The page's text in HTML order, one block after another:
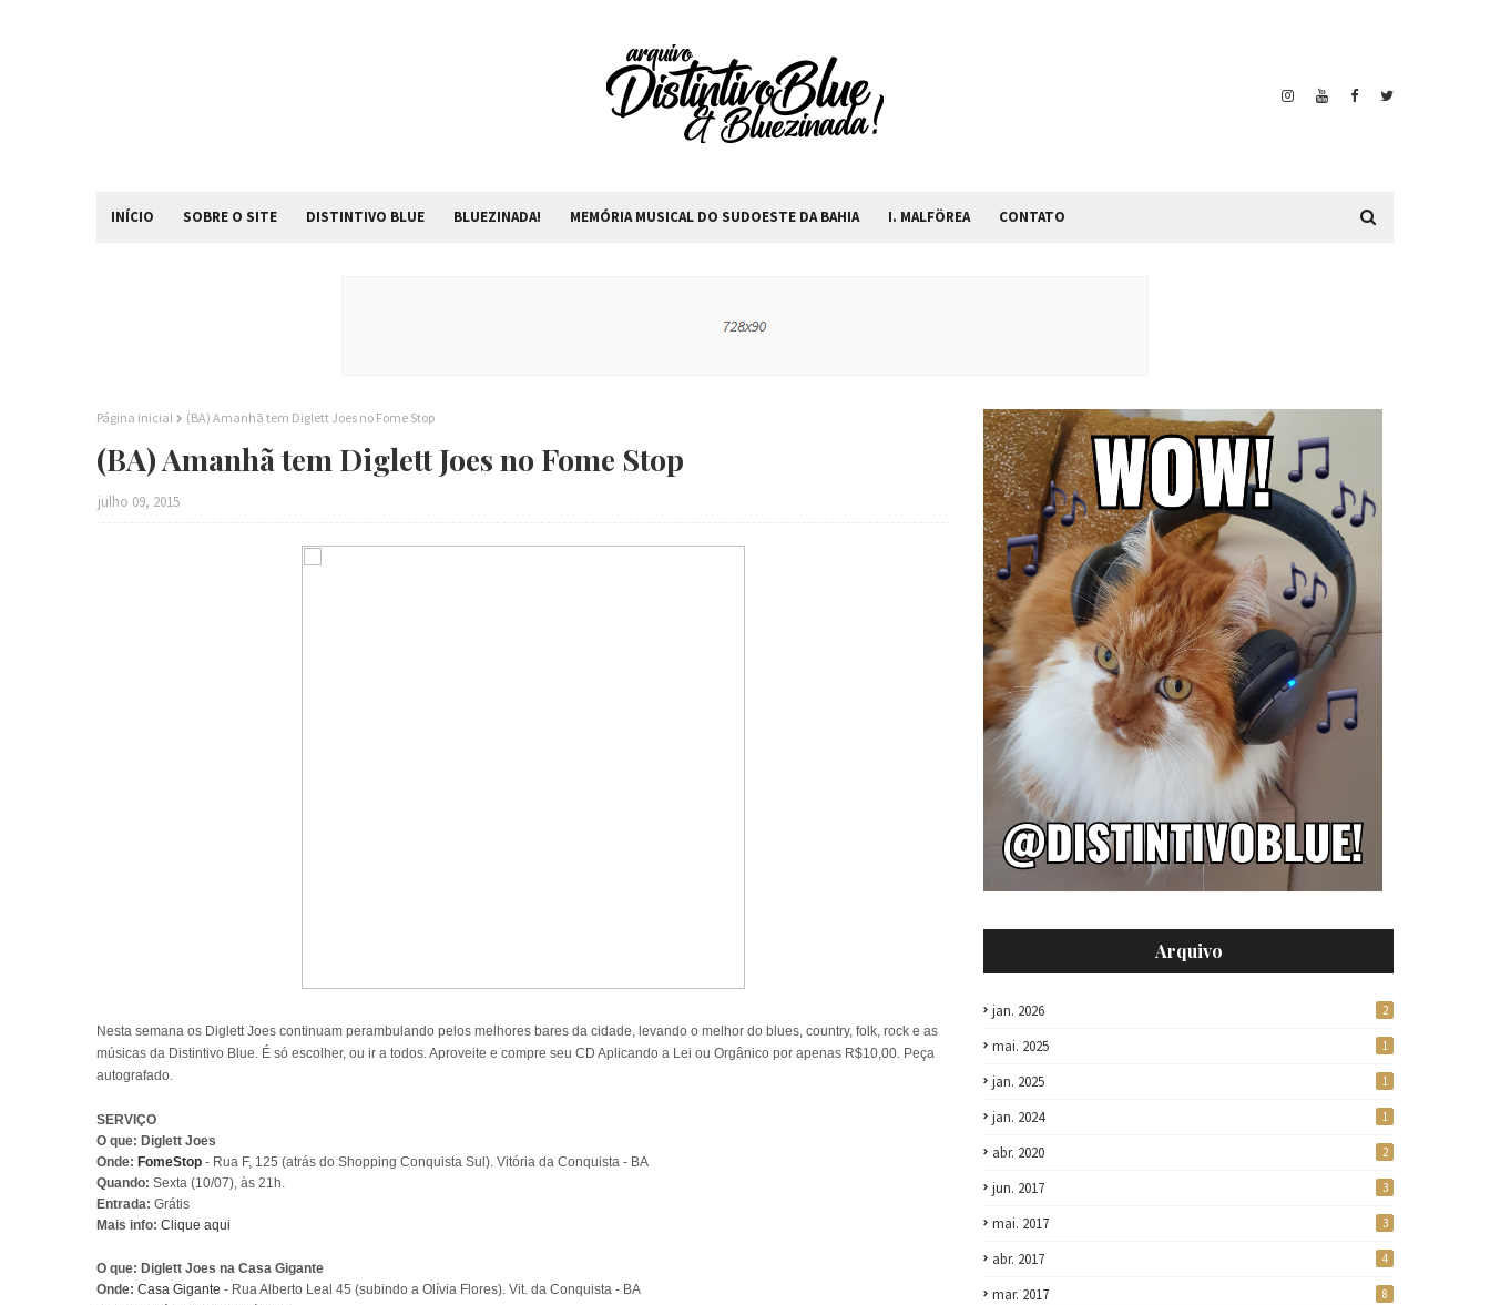
INÍCIO SOBRE O SITE DISTINTIVO BLUE BLUEZINADA! MEMÓRIA MUSICAL DO SUDOESTE DA BAHIA I. MALFÖREA CONTATO
Página inicial (BA) Amanhã tem Diglett Joes no Fome Stop
(BA) Amanhã tem Diglett Joes no Fome Stop
julho 09, 2015
Nesta semana os Diglett Joes continuam perambulando pelos melhores bares da cidade, levando o melhor do blues, country, folk, rock e as
músicas da Distintivo Blue. É só escolher, ou ir a todos. Aproveite e compre seu CD Aplicando a Lei ou Orgânico por apenas R$10,00. Peça
autografado.
SERVIÇO
O que: Diglett Joes
Onde: FomeStop - Rua F, 125 (atrás do Shopping Conquista Sul). Vitória da Conquista - BA
Quando: Sexta (10/07), às 21h.
Entrada: Grátis
Mais info: Clique aqui
O que: Diglett Joes na Casa Gigante
Onde: Casa Gigante - Rua Alberto Leal 45 (subindo a Olívia Flores). Vit. da Conquista - BA
Arquivo
jan. 2026 2
mai. 2025 1
jan. 2025 1
jan. 2024 1
abr. 2020 2
jun. 2017 3
mai. 2017 3
abr. 2017 4
mar. 2017 8